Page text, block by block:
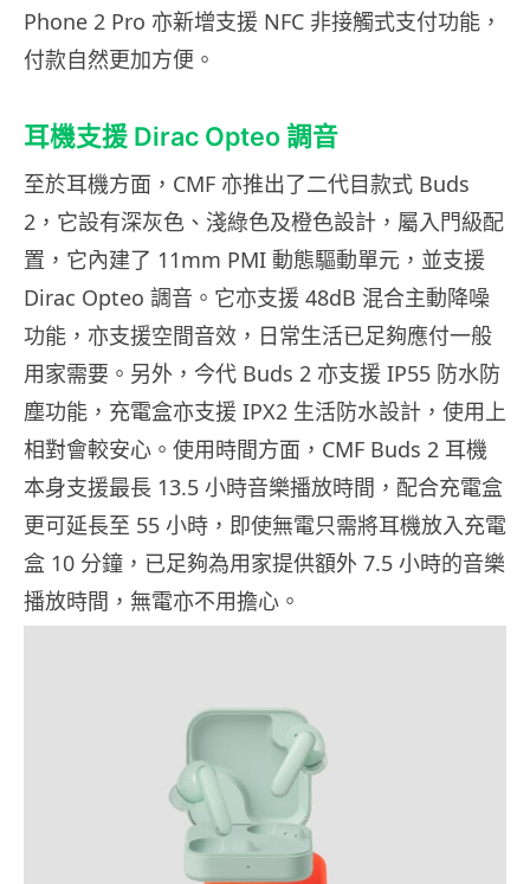
Phone 2 Pro 亦新增支援 NFC 非接觸式支付功能，
付款自然更加方便。
耳機支援 Dirac Opteo 調音
至於耳機方面，CMF 亦推出了二代目款式 Buds
2，它設有深灰色、淺綠色及橙色設計，屬入門級配
置，它內建了 11mm PMI 動態驅動單元，並支援
Dirac Opteo 調音。它亦支援 48dB 混合主動降噪
功能，亦支援空間音效，日常生活已足夠應付一般
用家需要。另外，今代 Buds 2 亦支援 IP55 防水防
塵功能，充電盒亦支援 IPX2 生活防水設計，使用上
相對會較安心。使用時間方面，CMF Buds 2 耳機
本身支援最長 13.5 小時音樂播放時間，配合充電盒
更可延長至 55 小時，即使無電只需將耳機放入充電
盒 10 分鐘，已足夠為用家提供額外 7.5 小時的音樂
播放時間，無電亦不用擔心。